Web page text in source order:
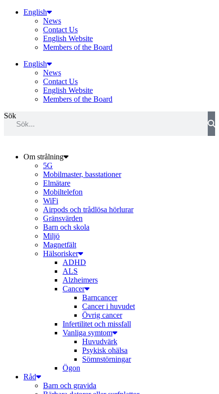
HoppaEnglish
News
Contact Us
English Website
Members of the Board
English
News
Contact Us
English Website
Members of the Board
Sök
Om strålning
5G
Mobilmaster, basstationer
Elmätare
Mobiltelefon
WiFi
Airpods och trådlösa hörlurar
Gränsvärden
Barn och skola
Miljö
Magnetfält
Hälsorisker
ADHD
ALS
Alzheimers
Cancer
Barncancer
Cancer i huvudet
Övrig cancer
Infertilitet och missfall
Vanliga symtom
Huvudvärk
Psykisk ohälsa
Sömnstörningar
Ögon
Råd
Barn och gravida